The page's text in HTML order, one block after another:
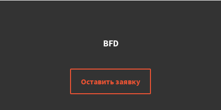
BFD
Оставить заявку